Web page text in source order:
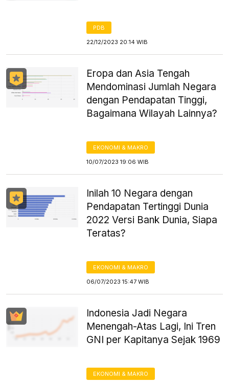
PDB
22/12/2023 20:14 WIB
Eropa dan Asia Tengah
Mendominasi Jumlah Negara
dengan Pendapatan Tinggi,
Bagaimana Wilayah Lainnya?
EKONOMI & MAKRO
10/07/2023 19:06 WIB
Inilah 10 Negara dengan
Pendapatan Tertinggi Dunia
2022 Versi Bank Dunia, Siapa
Teratas?
EKONOMI & MAKRO
06/07/2023 15:47 WIB
Indonesia Jadi Negara
Menengah-Atas Lagi, Ini Tren
GNI per Kapitanya Sejak 1969
EKONOMI & MAKRO